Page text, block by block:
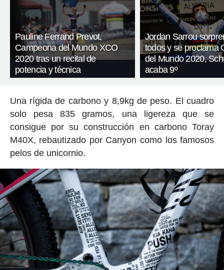
Pauline Ferrand Prevot,
Campeona del Mundo XCO
2020 tras un recital de
potencia y técnica
Jordan Sarrou
todos y se proclama
del Mundo 2020,
acaba 9º
Una rígida de carbono y 8,9kg de peso. El cuadro
solo pesa 835 gramos, una ligereza que se
consigue por su construcción en carbono Toray
M40X, rebautizado por Canyon como los famosos
pelos de unicornio.